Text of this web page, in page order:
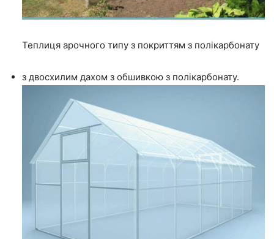
Теплиця арочного типу з покриттям з полікарбонату
з двосхилим дахом з обшивкою з полікарбонату.